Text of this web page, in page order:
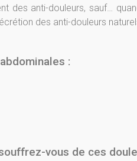
des anti-douleurs, sauf…
des anti-douleurs
:
vous de ces